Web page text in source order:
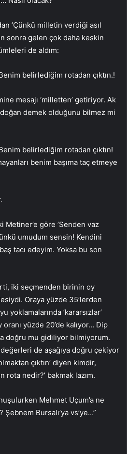
’Çünkü milletin verdiği asıl
sonra gelen çok daha keskin
de aldım:
belirlediğim rotadan çıktın.!
mesajı ‘milletten’ getiriyor. Ak
demek olduğunu bilmez mi
belirlediğim rotadan çıktın!
benim başıma taç etmeye
Metiner’e göre ’Senden vaz
umudum sensin! Kendini
tacı edeyim. Yoksa bu son
iki seçmenden birinin oy
Oraya yüzde 35’lerden
yoklamalarında ’kararsızlar’
oranı yüzde 20’de kalıyor… Dip
doğru mu gidiliyor bilmiyorum.
de aşağıya doğru çekiyor
çıktın’ diyen kimdir,
rota nedir?’ bakmak lazım.
Mehmet Uçum’a ne
Şebnem Bursalı’ya vs’ye…”